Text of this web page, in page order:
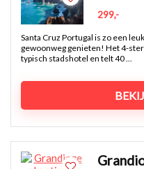
299,-
Santa Cruz Portugal is zo een
gewoonweg genieten! Het 4-
typisch stadshotel en telt 40 ...